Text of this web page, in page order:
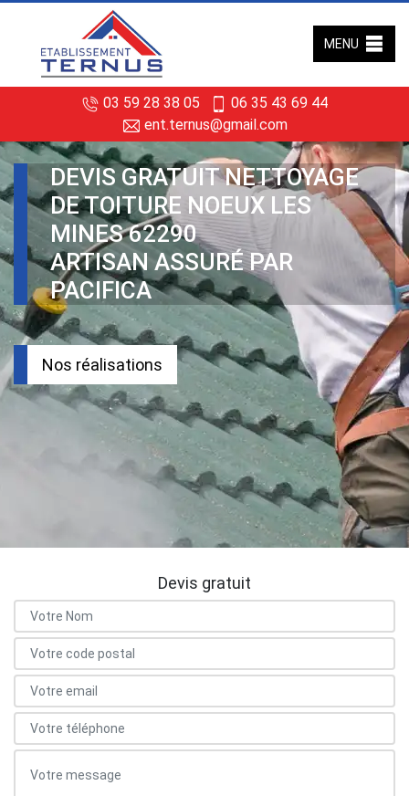
03 59 28 38 05
06 35 43 69 44
ent.ternus@gmail.com
MENU
DEVIS GRATUIT NETTOYAGE
DE TOITURE NOEUX LES
MINES 62290
ARTISAN ASSURÉ PAR
PACIFICA
Nos réalisations
Devis gratuit